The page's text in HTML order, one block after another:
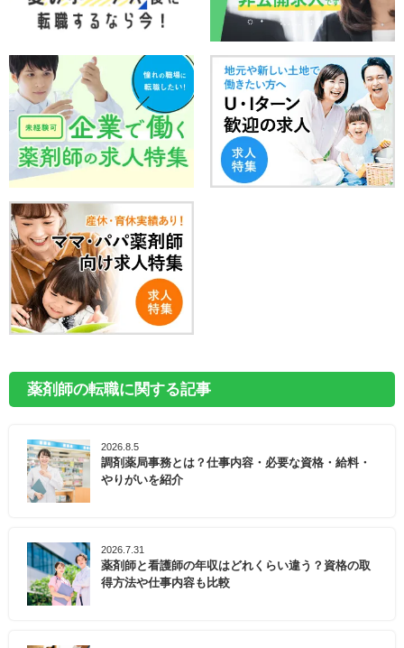
薬剤師の転職に関する記事
2026.8.5
調剤薬局事務とは？仕事内容・必要な資格・給料・
やりがいを紹介
2026.7.31
薬剤師と看護師の年収はどれくらい違う？資格の取
得方法や仕事内容も比較